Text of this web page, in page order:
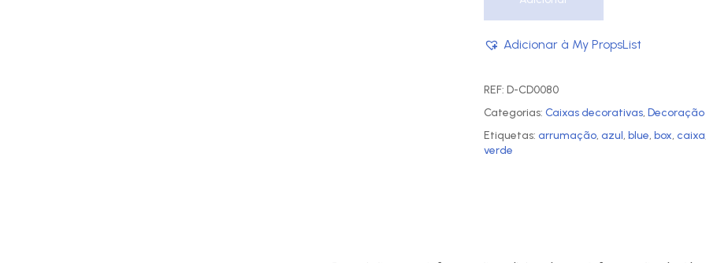
Adicionar à My PropsList
REF: D-CD0080
Categorias: Caixas decorativas, Decoração
Etiquetas: arrumação, azul, blue, box, caixa
verde